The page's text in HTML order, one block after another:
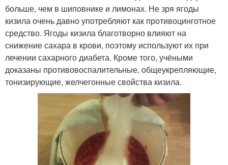
больше, чем в шиповнике и лимонах. Не зря ягоды
кизила очень давно употребляют как противоцинготное
средство. Ягоды кизила благотворно влияют на
снижение сахара в крови, поэтому используют их при
лечении сахарного диабета. Кроме того, учёными
доказаны противовоспалительные, общеукрепляющие,
тонизирующие, желчегонные свойства кизила.